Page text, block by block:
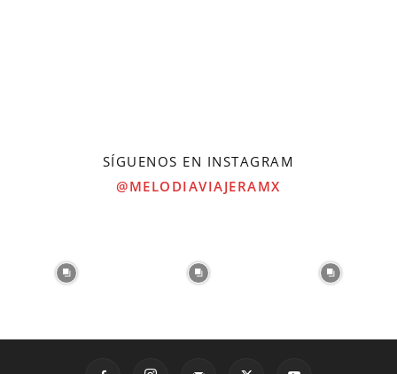
SÍGUENOS EN INSTAGRAM
@MELODIAVIAJERAMX